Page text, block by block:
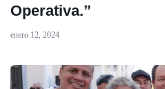
Operativa.”
enero 12, 2024